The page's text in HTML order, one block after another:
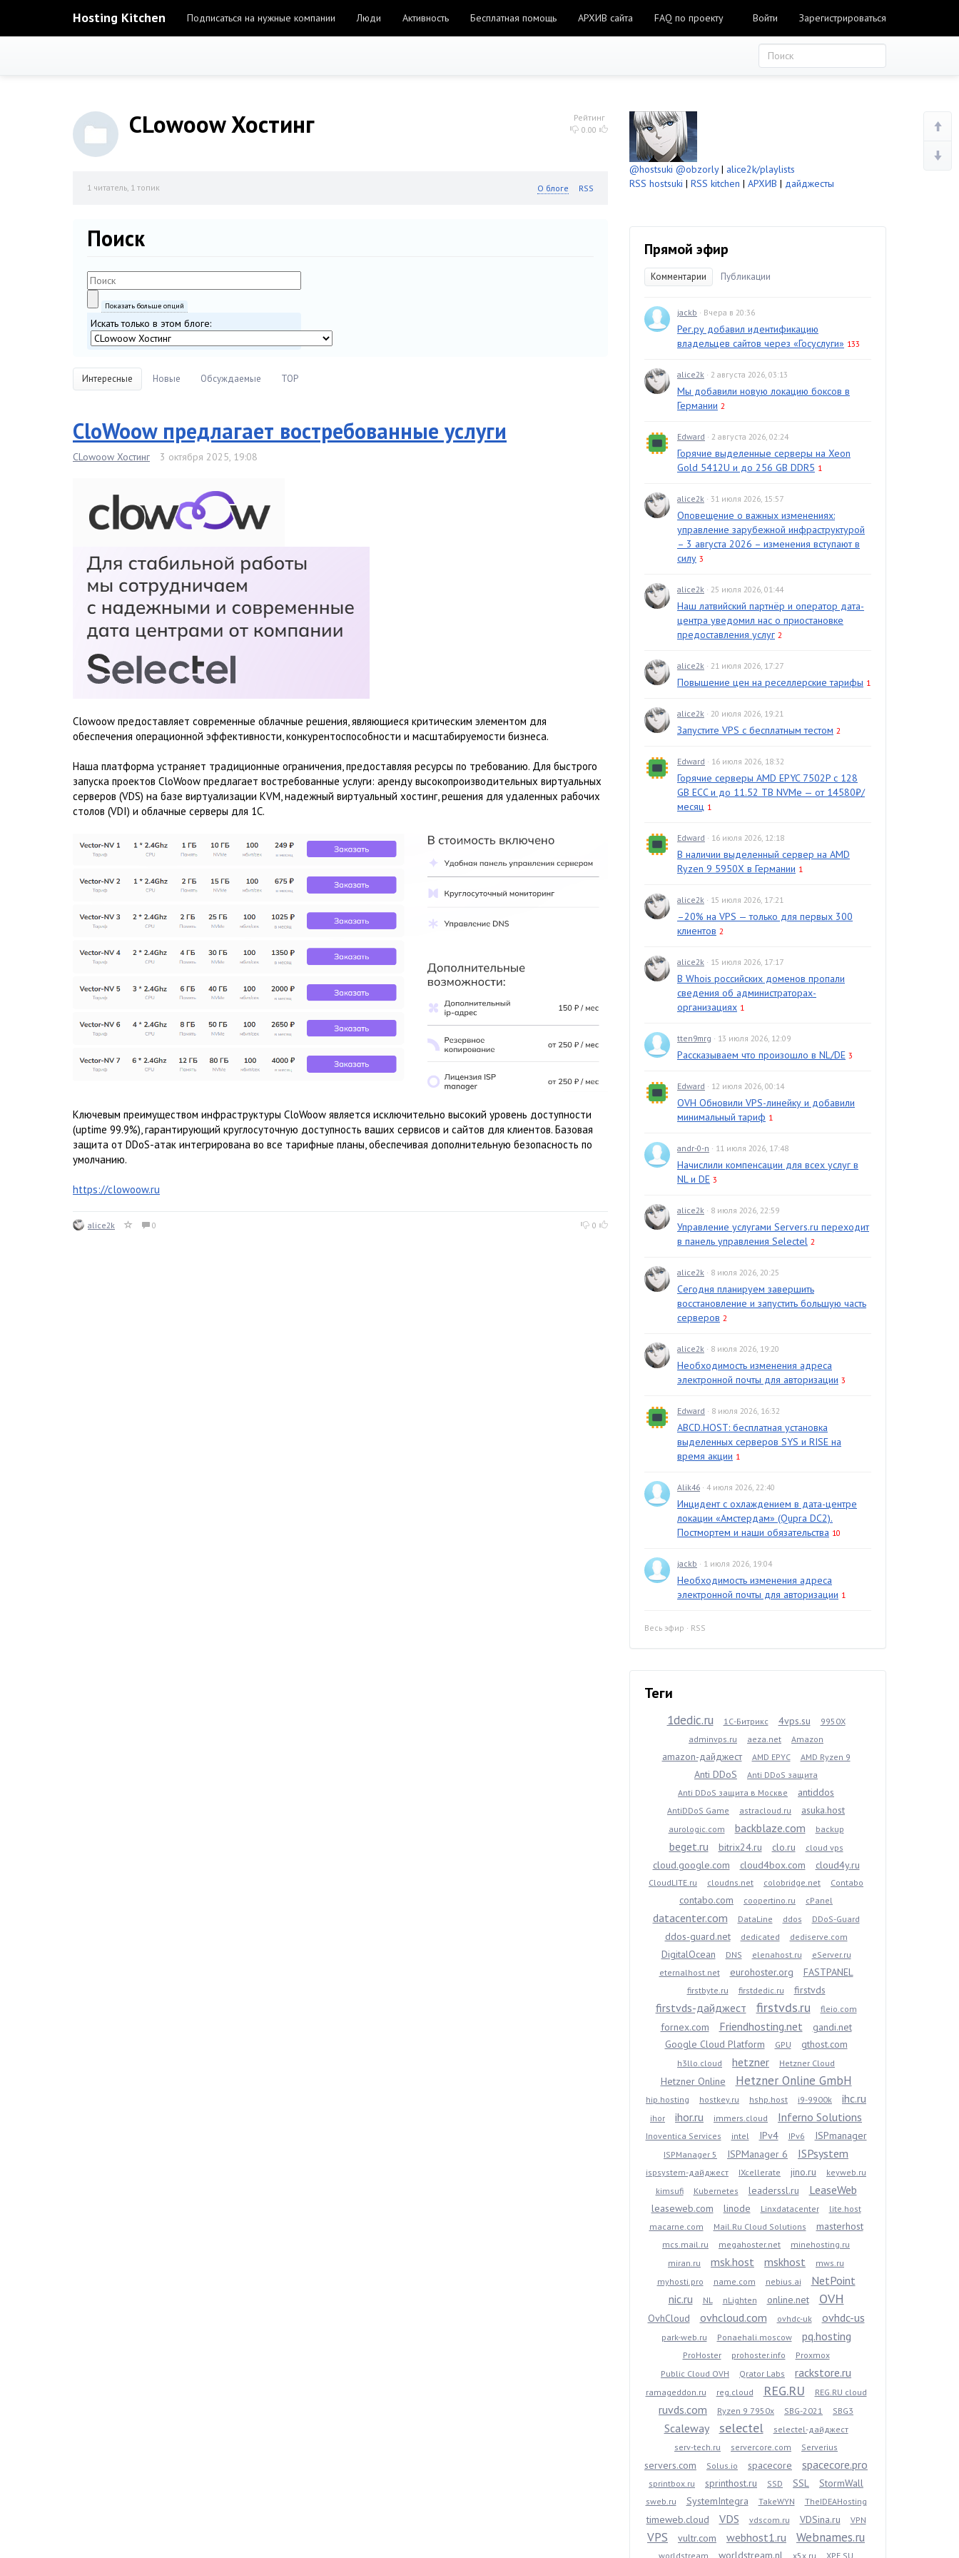
Hosting Kitchen Подписаться на нужные компании Люди Активность Бесплатная помощь АРХИВ сайта FAQ по проекту Войти Зарегистрироваться
Рейтинг
0.00
CLowoow Хостинг
1 читатель, 1 топик О блоге RSS
Поиск
Показать больше опций
Искать только в этом блоге:
Интересные Новые Обсуждаемые TOP
CloWoow предлагает востребованные услуги
CLowoow Хостинг 3 октября 2025, 19:08
Clowoow предоставляет современные облачные решения, являющиеся критическим элементом для
обеспечения операционной эффективности, конкурентоспособности и масштабируемости бизнеса.
Наша платформа устраняет традиционные ограничения, предоставляя ресурсы по требованию. Для быстрого
запуска проектов CloWoow предлагает востребованные услуги: аренду высокопроизводительных виртуальных
серверов (VDS) на базе виртуализации KVM, надежный виртуальный хостинг, решения для удаленных рабочих
столов (VDI) и облачные серверы для 1С.
Ключевым преимуществом инфраструктуры CloWoow является исключительно высокий уровень доступности
(uptime 99.9%), гарантирующий круглосуточную доступность ваших сервисов и сайтов для клиентов. Базовая
защита от DDoS-атак интегрирована во все тарифные планы, обеспечивая дополнительную безопасность по
умолчанию.
https://clowoow.ru
alice2k 0 0
@hostsuki @obzorly| alice2k/playlists
RSS hostsuki | RSS kitchen | АРХИВ | дайджесты
Прямой эфир
Комментарии Публикации
jackb · Вчера в 20:36
Рег.ру добавил идентификацию
владельцев сайтов через «Госуслуги» 133
alice2k · 2 августа 2026, 03:13
Мы добавили новую локацию боксов в
Германии 2
Edward · 2 августа 2026, 02:24
Горячие выделенные серверы на Xeon
Gold 5412U и до 256 GB DDR5 1
alice2k · 31 июля 2026, 15:57
Оповещение о важных изменениях:
управление зарубежной инфраструктурой
– 3 августа 2026 – изменения вступают в
силу 3
alice2k · 25 июля 2026, 01:44
Наш латвийский партнёр и оператор дата-
центра уведомил нас о приостановке
предоставления услуг 2
alice2k · 21 июля 2026, 17:27
Повышение цен на реселлерские тарифы 1
alice2k · 20 июля 2026, 19:21
Запустите VPS с бесплатным тестом 2
Edward · 16 июля 2026, 18:32
Горячие серверы AMD EPYC 7502P с 128
GB ECC и до 11.52 TB NVMe — от 14580₽/
месяц 1
Edward · 16 июля 2026, 12:18
В наличии выделенный сервер на AMD
Ryzen 9 5950X в Германии 1
alice2k · 15 июля 2026, 17:21
–20% на VPS — только для первых 300
клиентов 2
alice2k · 15 июля 2026, 17:17
В Whois российских доменов пропали
сведения об администраторах-
организациях 1
tten9mrg · 13 июля 2026, 12:09
Рассказываем что произошло в NL/DE 3
Edward · 12 июля 2026, 00:14
OVH Обновили VPS-линейку и добавили
минимальный тариф 1
andr-0-n · 11 июля 2026, 17:48
Начислили компенсации для всех услуг в
NL и DE 3
alice2k · 8 июля 2026, 22:59
Управление услугами Servers.ru переходит
в панель управления Selectel 2
alice2k · 8 июля 2026, 20:25
Сегодня планируем завершить
восстановление и запустить большую часть
серверов 2
alice2k · 8 июля 2026, 19:20
Необходимость изменения адреса
электронной почты для авторизации 3
Edward · 8 июля 2026, 16:32
ABCD.HOST: бесплатная установка
выделенных серверов SYS и RISE на
время акции 1
Alik46 · 4 июля 2026, 22:40
Инцидент с охлаждением в дата-центре
локации «Амстердам» (Qupra DC2).
Постмортем и наши обязательства 10
jackb · 1 июля 2026, 19:04
Необходимость изменения адреса
электронной почты для авторизации 1
Весь эфир · RSS
Теги
1dedic.ru 1С-Битрикс 4vps.su
9950X
adminvps.ru
aeza.net Amazon
amazon-дайджест AMD EPYC AMD Ryzen 9
Anti DDoS
Anti DDoS защита
Anti DDoS защита в Москве
antiddos
AntiDDoS Game astracloud.ru asuka.host
aurologic.com backblaze.com backup
beget.ru bitrix24.ru clo.ru cloud vps
cloud.google.com cloud4box.com cloud4y.ru
CloudLITE.ru cloudns.net colobridge.net Contabo
contabo.com coopertino.ru cPanel
datacenter.com DataLine ddos DDoS-Guard
ddos-guard.net dedicated dediserve.com
DigitalOcean DNS elenahost.ru
eServer.ru
eternalhost.net
eurohoster.org FASTPANEL
firstbyte.ru firstdedic.ru firstvds
firstvds-дайджест firstvds.ru fleio.com
fornex.com Friendhosting.net
gandi.net
Google Cloud Platform
GPU gthost.com
h3llo.cloud hetzner Hetzner Cloud
Hetzner Online Hetzner Online GmbH
hip.hosting hostkey.ru hshp.host i9-9900k ihc.ru
ihor ihor.ru immers.cloud Inferno Solutions
Inoventica Services intel IPv4 IPv6 ISPmanager
ISPManager 5 ISPManager 6 ISPsystem
ispsystem-дайджест IXcellerate jino.ru
keyweb.ru
kimsufi
Kubernetes leaderssl.ru LeaseWeb
leaseweb.com linode Linxdatacenter
lite.host
macarne.com
Mail.Ru Cloud Solutions masterhost
mcs.mail.ru megahoster.net
minehosting.ru
miran.ru
msk.host mskhost
mws.ru
myhosti.pro
name.com nebius.ai
NetPoint
nic.ru
NL nLighten online.net OVH
OvhCloud ovhcloud.com ovhdc-uk ovhdc-us
park-web.ru Ponaehali.moscow pq.hosting
ProHoster prohoster.info
Proxmox
Public Cloud OVH
Qrator Labs rackstore.ru
ramageddon.ru reg.cloud REG.RU REG.RU cloud
ruvds.com Ryzen 9 7950x SBG-2021 SBG3
Scaleway selectel
selectel-дайджест
serv-tech.ru
servercore.com Serverius
servers.com Solus.io spacecore spacecore.pro
sprintbox.ru sprinthost.ru SSD SSL StormWall
sweb.ru SystemIntegra TakeWYN TheIDEAHosting
timeweb.cloud VDS vdscom.ru VDSina.ru VPN
VPS vultr.com webhost1.ru Webnames.ru
worldstream worldstream.nl x5x.ru XPE.SU